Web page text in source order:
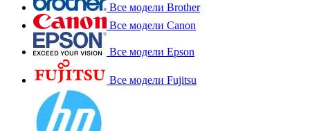
Все модели Brother
Все модели Canon
Все модели Epson
Все модели Fujitsu